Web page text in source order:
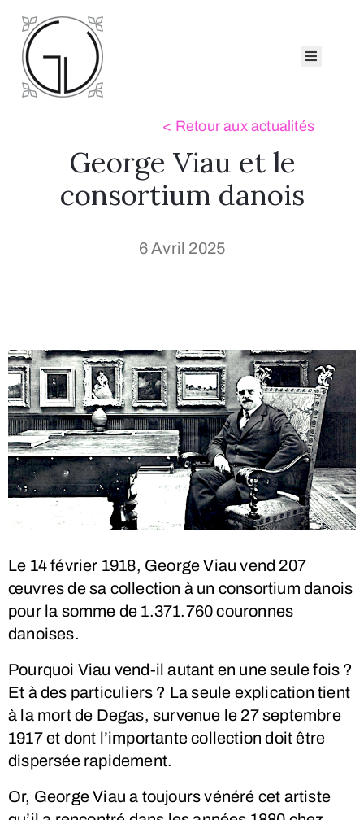
George Viau et le
consortium danois
6 Avril 2025
Le 14 février 1918, George Viau vend 207
œuvres de sa collection à un consortium danois
pour la somme de 1.371.760 couronnes
danoises.
Pourquoi Viau vend-il autant en une seule fois ?
Et à des particuliers ? La seule explication tient
à la mort de Degas, survenue le 27 septembre
1917 et dont l’importante collection doit être
dispersée rapidement.
Or, George Viau a toujours vénéré cet artiste